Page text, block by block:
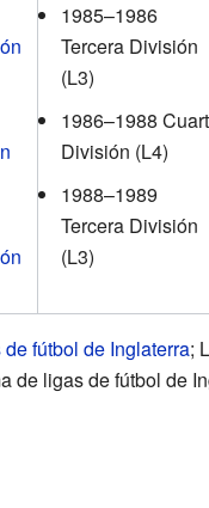
1985–1986
Tercera División
(L3)
1986–1988
División (L4)
1988–1989
Tercera División
(L3)
fútbol de Inglaterra;
de ligas de fútbol de